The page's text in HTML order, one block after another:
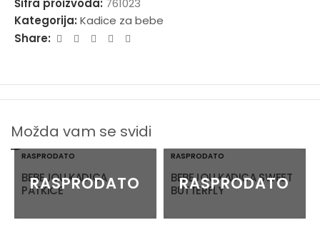
Šifra proizvoda: 761023
Kategorija: Kadice za bebe
Share:
Možda vam se svidi
RASPRODATO
BEBEJOU KADICA
PATKICE
RASPRODATO
BEBEJOU KADICA SWEET
BUTTERFLY